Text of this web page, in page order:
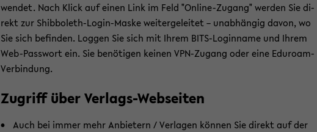
wen­det. Nach Klick auf einen Link im Feld "Online-​Zugang" wer­den Sie di­
rekt zur Shibboleth-​Login-Maske wei­ter­ge­lei­tet – un­ab­hän­gig davon, wo
Sie sich be­fin­den. Log­gen Sie sich mit Ihrem BITS-​Loginname und Ihrem
Web-​Passwort ein. Sie be­nö­ti­gen kei­nen VPN-​Zugang oder eine Eduroam-​
Verbindung.
Zu­griff über Verlags-​Webseiten
Auch bei immer mehr An­bie­tern / Ver­la­gen kön­nen Sie di­rekt auf der